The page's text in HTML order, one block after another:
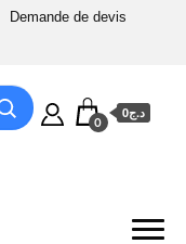
Demande de devis
0
د.ج0